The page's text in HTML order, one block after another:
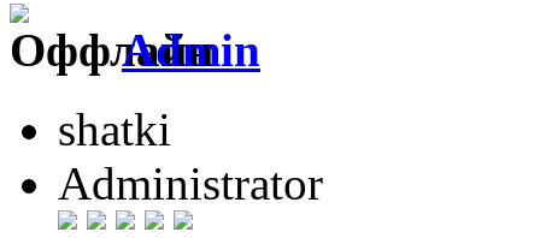
Admin
shatki
Administrator